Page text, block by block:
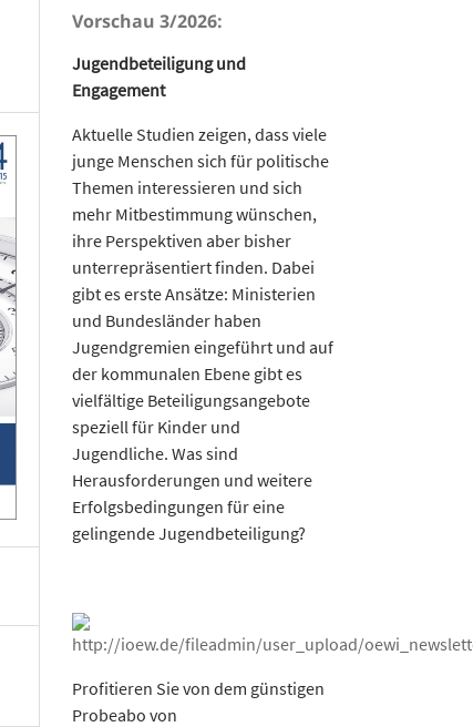
Vorschau 3/2026:
Jugendbeteiligung und
Engagement
Aktuelle Studien zeigen, dass viele
junge Menschen sich für politische
Themen interessieren und sich
mehr Mitbestimmung wünschen,
ihre Perspektiven aber bisher
unterrepräsentiert finden. Dabei
gibt es erste Ansätze: Ministerien
und Bundesländer haben
Jugendgremien eingeführt und auf
der kommunalen Ebene gibt es
vielfältige Beteiligungsangebote
speziell für Kinder und
Jugendliche. Was sind
Herausforderungen und weitere
Erfolgsbedingungen für eine
gelingende Jugendbeteiligung?
Profitieren Sie von dem günstigen
Probeabo von